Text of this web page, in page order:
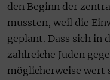
den Beginn der
mussten, weil die
geplant. Dass sich in
zahlreiche Juden
möglicherweise wert